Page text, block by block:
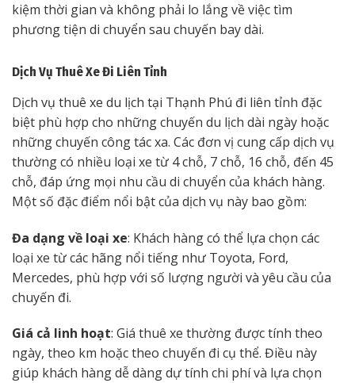
kiệm thời gian và không phải lo lắng về việc tìm
phương tiện di chuyển sau chuyến bay dài.
Dịch Vụ Thuê Xe Đi Liên Tỉnh
Dịch vụ thuê xe du lịch tại Thạnh Phú đi liên tỉnh đặc
biệt phù hợp cho những chuyến du lịch dài ngày hoặc
những chuyến công tác xa. Các đơn vị cung cấp dịch vụ
thường có nhiều loại xe từ 4 chỗ, 7 chỗ, 16 chỗ, đến 45
chỗ, đáp ứng mọi nhu cầu di chuyển của khách hàng.
Một số đặc điểm nổi bật của dịch vụ này bao gồm:
Đa dạng về loại xe: Khách hàng có thể lựa chọn các
loại xe từ các hãng nổi tiếng như Toyota, Ford,
Mercedes, phù hợp với số lượng người và yêu cầu của
chuyến đi.
Giá cả linh hoạt: Giá thuê xe thường được tính theo
ngày, theo km hoặc theo chuyến đi cụ thể. Điều này
giúp khách hàng dễ dàng dự tính chi phí và lựa chọn